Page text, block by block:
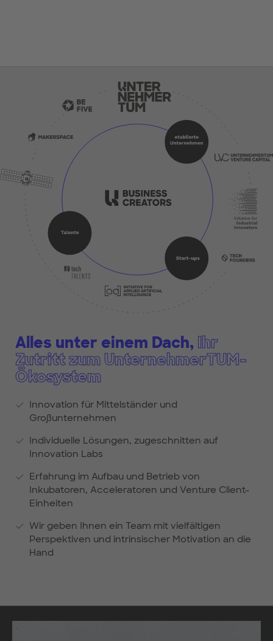
Alles unter einem Dach, Ihr
Zutritt zum UnternehmerTUM-
Ökosystem
Innovation für Mittelständer und
Großunternehmen
Individuelle Lösungen, zugeschnitten auf
Innovation Labs
Erfahrung im Aufbau und Betrieb von
Inkubatoren, Acceleratoren und Venture Client-
Einheiten
Wir geben Ihnen ein Team mit vielfältigen
Perspektiven und intrinsischer Motivation an die
Hand